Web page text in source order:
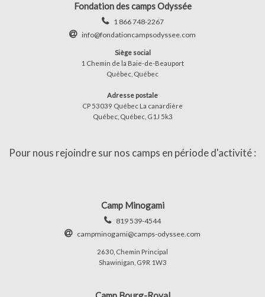
Fondation des camps Odyssée
1 866 748-2267
info@fondationcampsodyssee.com
Siège social
1 Chemin de la Baie-de-Beauport
Québec, Québec
Adresse postale
CP 53039 Québec La canardière
Québec, Québec, G1J 5k3
Pour nous rejoindre sur nos camps en période d'activité :
Camp Minogami
819 539-4544
campminogami@camps-odyssee.com
2630, Chemin Principal
Shawinigan, G9R 1W3